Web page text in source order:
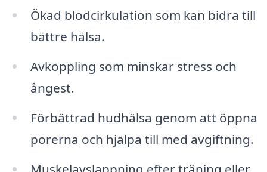
Ökad blodcirkulation som kan bidra till
bättre hälsa.
Avkoppling som minskar stress och
ångest.
Förbättrad hudhälsa genom att öppna
porerna och hjälpa till med avgiftning.